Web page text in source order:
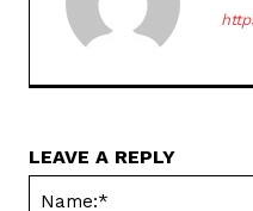
LEAVE A REPLY